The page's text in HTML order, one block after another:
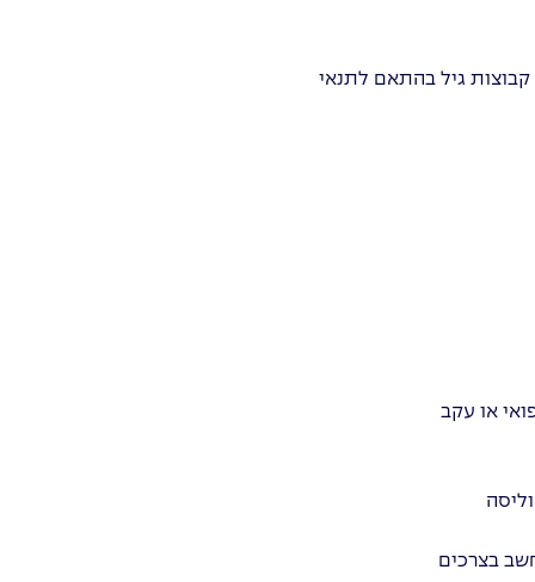
גיל בהתאם לתנאי
למצב רפואי או עקב
בצרכים